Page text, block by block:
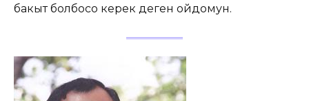
бакыт болбосо керек деген ойдомун.